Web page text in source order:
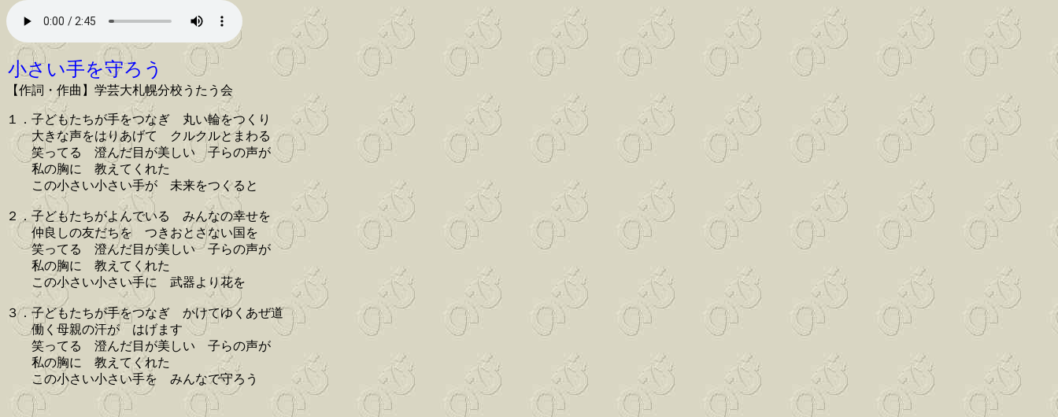
小さい手を守ろう
【作詞・作曲】学芸大札幌分校うたう会
１．子どもたちが手をつなぎ 丸い輪をつくり
大きな声をはりあげて クルクルとまわる
笑ってる 澄んだ目が美しい 子らの声が
私の胸に 教えてくれた
この小さい小さい手が 未来をつくると
２．子どもたちがよんでいる みんなの幸せを
仲良しの友だちを つきおとさない国を
笑ってる 澄んだ目が美しい 子らの声が
私の胸に 教えてくれた
この小さい小さい手に 武器より花を
３．子どもたちが手をつなぎ かけてゆくあぜ道
働く母親の汗が はげます
笑ってる 澄んだ目が美しい 子らの声が
私の胸に 教えてくれた
この小さい小さい手を みんなで守ろう